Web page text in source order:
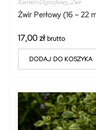
Kamień Ogrodowy, Żwir
Żwir Perłowy (16 – 22
17,00zł brutto
DODAJ DO KOSZYKA